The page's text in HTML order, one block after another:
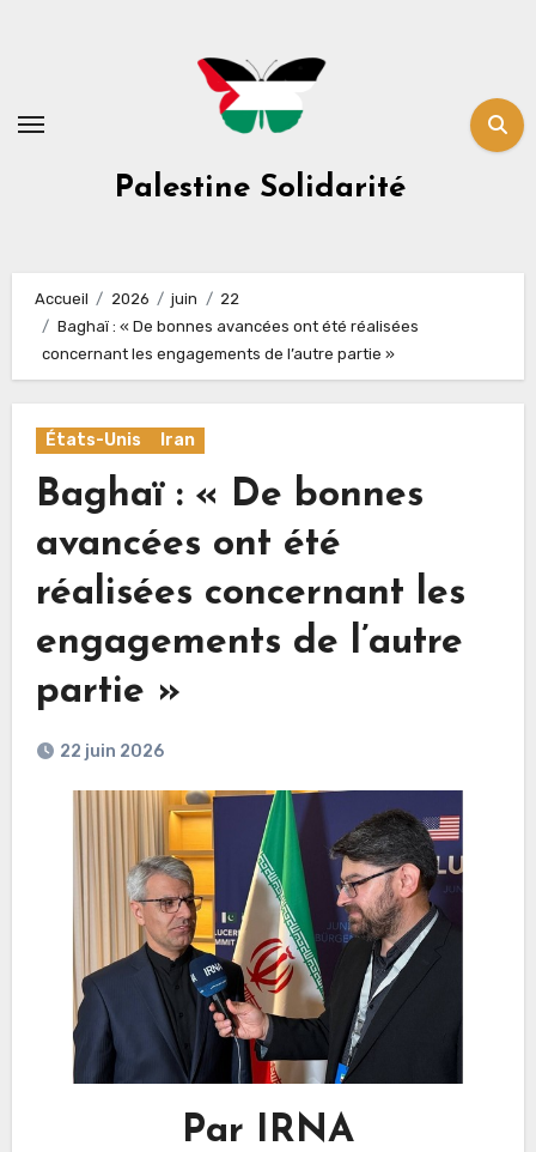
Palestine Solidarité
Accueil 2026 juin
22
Baghaï : « De bonnes avancées ont été réalisées
concernant les engagements de l’autre partie »
États-Unis Iran
Baghaï : « De bonnes
avancées ont été
réalisées concernant les
engagements de l’autre
partie »
22 juin 2026
Par IRNA